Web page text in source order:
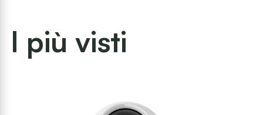
I miei preferiti
I più visti